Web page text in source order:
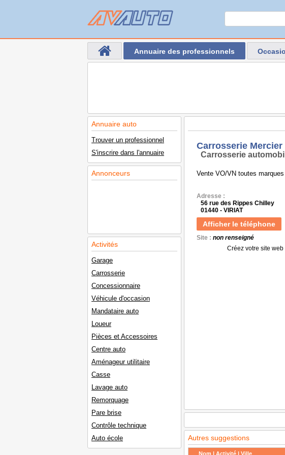
Annuaire des professionnels
Annuaire auto
Trouver un professionnel
S'inscrire dans l'annuaire
Annonceurs
Activités
Garage
Carrosserie
Concessionnaire
Véhicule d'occasion
Mandataire auto
Loueur
Pièces et Accessoires
Centre auto
Aménageur utilitaire
Casse
Lavage auto
Remorquage
Pare brise
Contrôle technique
Auto école
Carrosserie Mercier
Carrosserie
Vente VO/VN toutes
Adresse :
56 rue des Rippes Chilley
01440 - VIRIAT
Afficher le téléphone
Site : non renseigné
Créez votre site web
Autres suggestions
Nom | Activité | Ville